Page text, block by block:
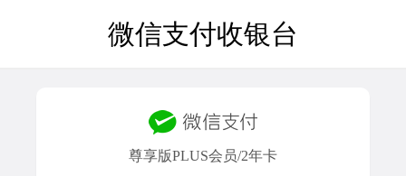
微信支付收银台
尊享版PLUS会员/2年卡